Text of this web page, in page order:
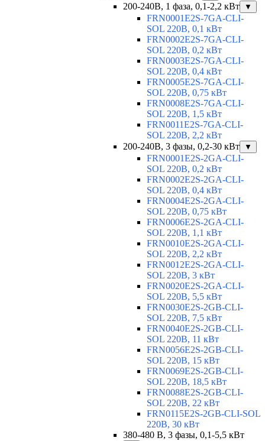
200-240В, 1 фаза, 0,1-2,2 кВт ▼
FRN0001E2S-7GA-CLI-
SOL 220В, 0,1 кВт
FRN0002E2S-7GA-CLI-
SOL 220В, 0,2 кВт
FRN0003E2S-7GA-CLI-
SOL 220В, 0,4 кВт
FRN0005E2S-7GA-CLI-
SOL 220В, 0,75 кВт
FRN0008E2S-7GA-CLI-
SOL 220В, 1,5 кВт
FRN0011E2S-7GA-CLI-
SOL 220В, 2,2 кВт
200-240В, 3 фазы, 0,2-30 кВт
▼
FRN0001E2S-2GA-CLI-
SOL 220В, 0,2 кВт
FRN0002E2S-2GA-CLI-
SOL 220В, 0,4 кВт
FRN0004E2S-2GA-CLI-
SOL 220В, 0,75 кВт
FRN0006E2S-2GA-CLI-
SOL 220В, 1,1 кВт
FRN0010E2S-2GA-CLI-
SOL 220В, 2,2 кВт
FRN0012E2S-2GA-CLI-
SOL 220В, 3 кВт
FRN0020E2S-2GA-CLI-
SOL 220В, 5,5 кВт
FRN0030E2S-2GB-CLI-
SOL 220В, 7,5 кВт
FRN0040E2S-2GB-CLI-
SOL 220В, 11 кВт
FRN0056E2S-2GB-CLI-
SOL 220В, 15 кВт
FRN0069E2S-2GB-CLI-
SOL 220В, 18,5 кВт
FRN0088E2S-2GB-CLI-
SOL 220В, 22 кВт
FRN0115E2S-2GB-CLI-SOL
220В, 30 кВт
380-480 В, 3 фазы, 0,1-5,5 кВт